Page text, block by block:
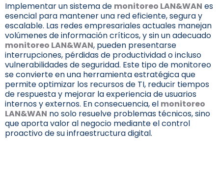
Implementar un sistema de monitoreo LAN&WAN es
esencial para mantener una red eficiente, segura y
escalable. Las redes empresariales actuales manejan
volúmenes de información críticos, y sin un adecuado
monitoreo LAN&WAN, pueden presentarse
interrupciones, pérdidas de productividad o incluso
vulnerabilidades de seguridad. Este tipo de monitoreo
se convierte en una herramienta estratégica que
permite optimizar los recursos de TI, reducir tiempos
de respuesta y mejorar la experiencia de usuarios
internos y externos. En consecuencia, el monitoreo
LAN&WAN no solo resuelve problemas técnicos, sino
que aporta valor al negocio mediante el control
proactivo de su infraestructura digital.